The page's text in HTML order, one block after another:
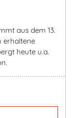
aus dem 13.
erhaltene
heute u.a.